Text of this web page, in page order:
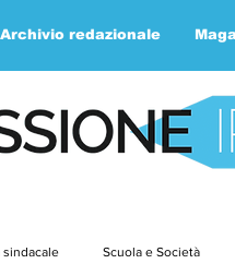
Archivio redazionale
Scuola e Società